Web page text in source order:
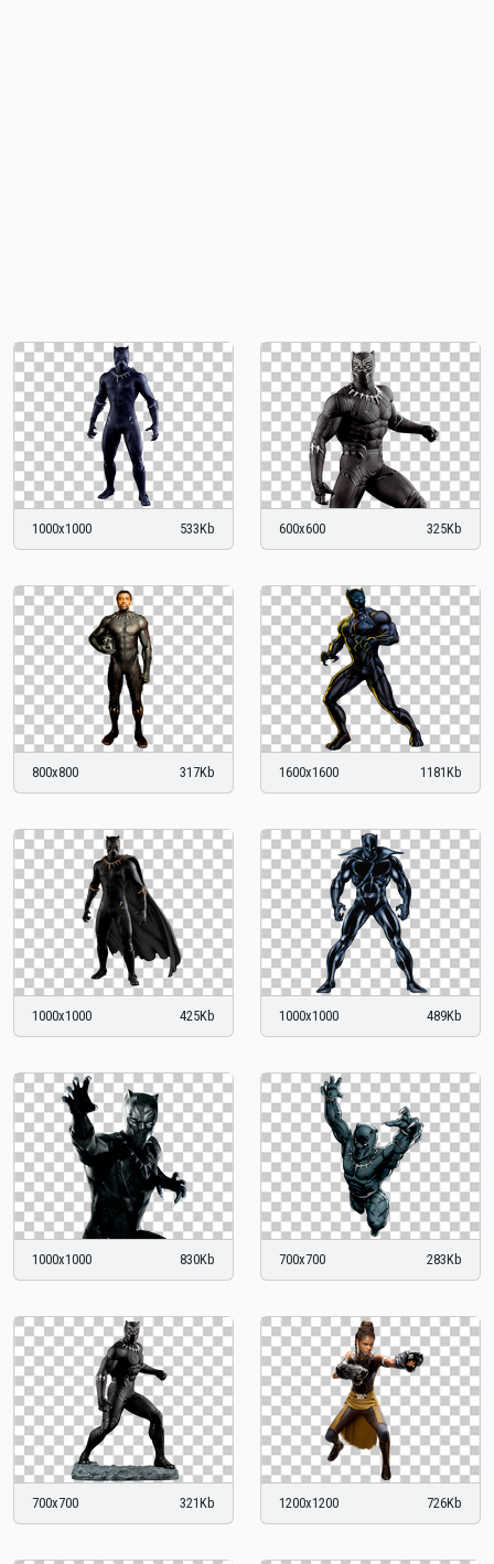
1000x1000 533Kb 600x600 325Kb
800x800 317Kb 1600x1600 1181Kb
1000x1000 425Kb 1000x1000 489Kb
1000x1000 830Kb 700x700 283Kb
700x700 321Kb 1200x1200 726Kb